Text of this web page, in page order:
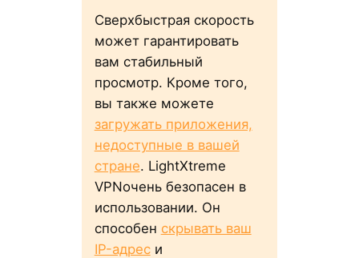
Сверхбыстрая скорость
может гарантировать
вам стабильный
просмотр. Кроме того,
вы также можете
загружать приложения,
недоступные в вашей
стране. LightXtreme
VPNочень безопасен в
использовании. Он
способен скрывать ваш
IP-адреси